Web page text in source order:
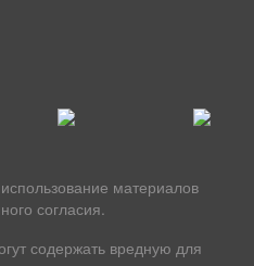
материалов
согласия.
содержать вредную для